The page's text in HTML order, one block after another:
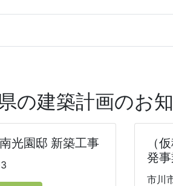
の建築計画のお
光園邸 新築工事
（
発
市川